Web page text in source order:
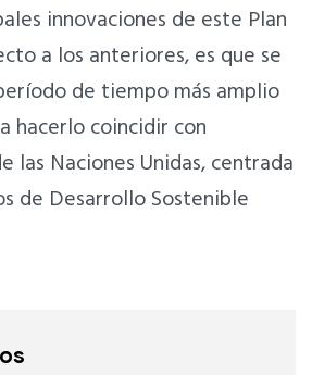
innovaciones de este Plan
a los anteriores, es que se
de tiempo más amplio
hacerlo coincidir con
las Naciones Unidas, centrada
de Desarrollo Sostenible